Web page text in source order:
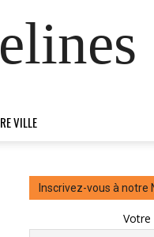
VILLE
Inscrivez-vous à notre
Votre